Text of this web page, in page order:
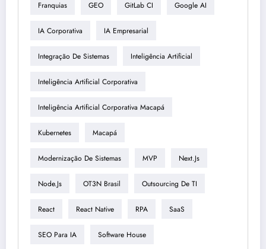
Franquias GEO GitLab CI Google AI
IA Corporativa IA Empresarial
Integração De Sistemas Inteligência Artificial
Inteligência Artificial Corporativa
Inteligência Artificial Corporativa Macapá
Kubernetes Macapá
Modernização De Sistemas MVP Next.js
Node.js OT3N Brasil Outsourcing De TI
React React Native RPA SaaS
SEO Para IA Software House